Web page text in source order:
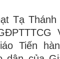
Tạ Thánh
Tiến